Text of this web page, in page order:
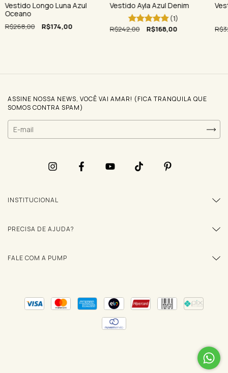
Vestido Longo Luna Azul
Oceano
R$268,00 R$174,00
Vestido Ayla Azul Denim
(1)
R$242,00
R$168,00
ASSINE NOSSA NEWS, VOCÊ VAI AMAR! (FICA TRANQUILA QUE
SOMOS CONTRA SPAM)
INSTITUCIONAL
PRECISA DE AJUDA?
FALE COM A PUMP